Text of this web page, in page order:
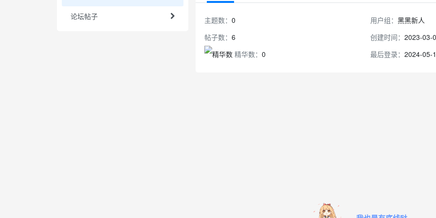
论坛帖子 主题数： 0
帖子数： 6
精华数： 0
用户组：黑黑新人
创建时间：2023-03-
最后登录：2024-05-